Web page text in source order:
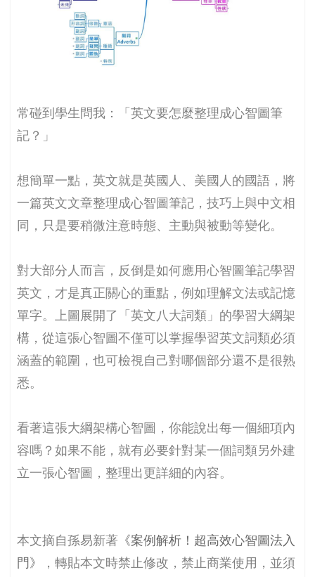
常碰到學生問我：「英文要怎麼整理成心智圖筆
記？」
想簡單一點，英文就是英國人、美國人的國語，將
一篇英文文章整理成心智圖筆記，技巧上與中文相
同，只是要稍微注意時態、主動與被動等變化。
對大部分人而言，反倒是如何應用心智圖筆記學習
英文，才是真正關心的重點，例如理解文法或記憶
單字。上圖展開了「英文八大詞類」的學習大綱架
構，從這張心智圖不僅可以掌握學習英文詞類必須
涵蓋的範圍，也可檢視自己對哪個部分還不是很熟
悉。
看著這張大綱架構心智圖，你能說出每一個細項內
容嗎？如果不能，就有必要針對某一個詞類另外建
立一張心智圖，整理出更詳細的內容。
本文摘自孫易新著 《案例解析！超高效心智圖法入
門》
，轉貼本文時禁止修改，禁止商業使用，並須